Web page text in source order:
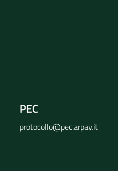
PEC
protocollo@pec.arpav.it